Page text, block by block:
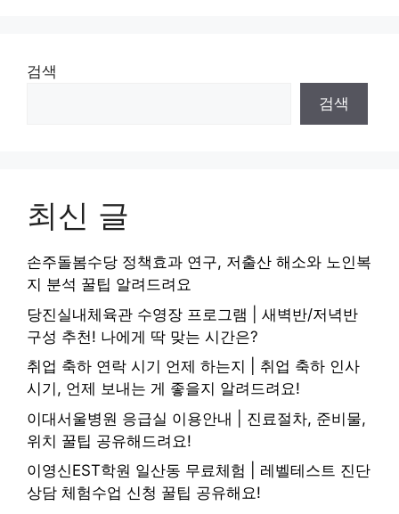
검색
검색
최신 글
손주돌봄수당 정책효과 연구, 저출산 해소와 노인복
지 분석 꿀팁 알려드려요
당진실내체육관 수영장 프로그램 | 새벽반/저녁반
구성 추천! 나에게 딱 맞는 시간은?
취업 축하 연락 시기 언제 하는지 | 취업 축하 인사
시기, 언제 보내는 게 좋을지 알려드려요!
이대서울병원 응급실 이용안내 | 진료절차, 준비물,
위치 꿀팁 공유해드려요!
이영신EST학원 일산동 무료체험 | 레벨테스트 진단
상담 체험수업 신청 꿀팁 공유해요!